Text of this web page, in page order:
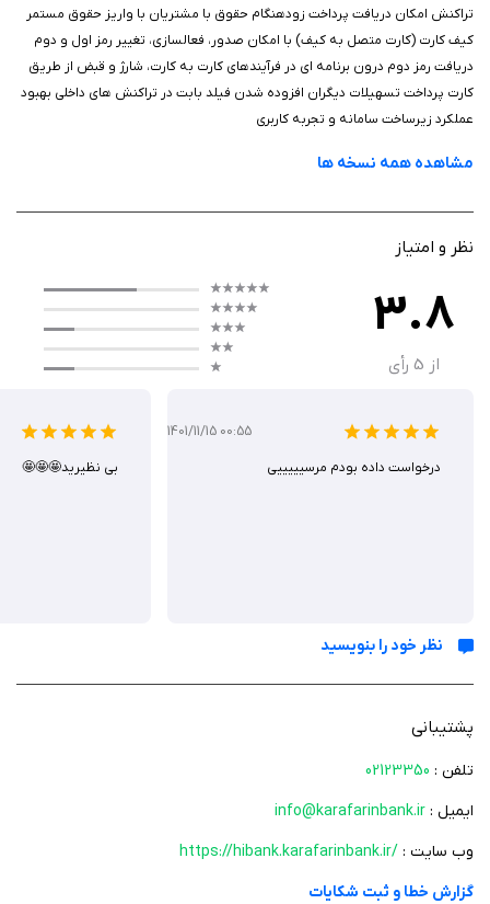
ویژگی‌ ها
امکان افتتاح حساب و دریافت کارت بانکی بدون مراجعه حضوری
انتقال وجه داخلی و بین‌بانکی به صورت آنلاین
گزارش کامل تراکنش‌ها و مدیریت مالی شخصی
محیط امن و رمزگذاری شده برای تمامی عملیات بانکی
مدیریت همزمان چند حساب و کارترابط کاربری ساده و کاربرپسند
پشتیبانی آنلاین و راهنمایی در تمامی مراحل استفاده
برنامه های بانک تجربه‌ای مدرن و راحت از بانکداری دیجیتال ارائه می‌دهد و نیاز
به حضور در شعبه را برای انجام امور بانکی حذف می‌کند. با این اپلیکیشن
تراکنش امکان دریافت پرداخت زودهنگام حقوق با مشتریان با واریز حقوق مستمر
کیف کارت (کارت متصل به کیف) با امکان صدور، فعالسازی، تغییر رمز اول و دوم
دریافت رمز دوم درون برنامه ای در فرآیندهای کارت به کارت، شارژ و قبض از طریق
کارت پرداخت تسهیلات دیگران افزوده شدن فیلد بابت در تراکنش های داخلی بهبود
عملکرد زیرساخت سامانه و تجربه کاربری
مشاهده همه نسخه ها
نظر و امتیاز
3.8
از 5 رأی
1401/11/15 00:55
درخواست داده بودم مرسیییییی بی نظیرید🤩🤩🤩
نظر خود را بنویسید
پشتیبانی
تلفن : 02123350
ایمیل : info@karafarinbank.ir
وب سایت : https://hibank.karafarinbank.ir/
گزارش خطا و ثبت شکایات